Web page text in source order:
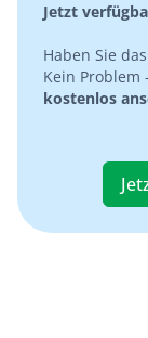
Jetzt
Haben Sie
Kein Problem
kostenlos